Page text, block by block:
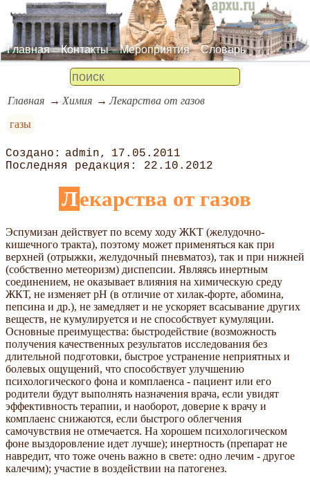
Главная Контакты Мероприятия Словарь
Главная Химия
Лекарства от газов
газы
admin
17.05.2011
22.10.2012
Лекарства от газов
Эспумизан действует по всему ходу ЖКТ (желудочно-
кишечного тракта), поэтому может применяться как при
верхней (отрыжки, желудочный пневматоз), так и при нижней
(собственно метеоризм) диспепсии. Являясь инертным
соединением, не оказывает влияния на химическую среду
ЖКТ, не изменяет рН (в отличие от хилак-форте, абомина,
пепсина и др.), не замедляет и не ускоряет всасывание других
веществ, не кумулируется и не способствует кумуляции.
Основные преимущества: быстродействие (возможность
получения качественных результатов исследования без
длительной подготовки, быстрое устранение неприятных и
болевых ощущений, что способствует улучшению
психологического фона и комплаенса - пациент или его
родители будут выполнять назначения врача, если увидят
эффективность терапии, и наоборот, доверие к врачу и
комплаенс снижаются, если быстрого облегчения
самочувствия не отмечается. На хорошем психологическом
фоне выздоровление идет лучше); инертность (препарат не
навредит, что тоже очень важно в свете: одно лечим - другое
калечим); участие в воздействии на патогенез.